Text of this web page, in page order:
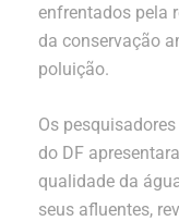
enfrentados pela
da conservação
poluição.
Os
do DF
qualidade da
seus afluentes,